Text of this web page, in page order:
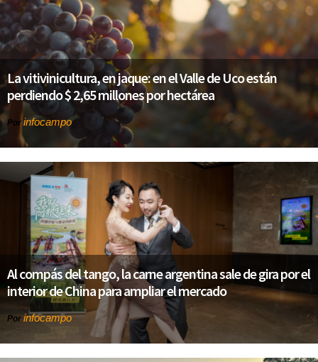
La vitivinicultura, en jaque: en el Valle de Uco están
perdiendo $ 2,65 millones por hectárea
Por infocampo
Al compás del tango, la carne argentina sale de gira por el
interior de China para ampliar el mercado
Por infocampo